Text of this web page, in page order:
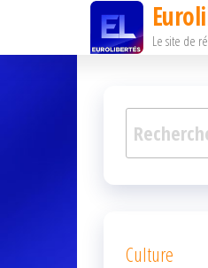
ce
Le site de
Culture